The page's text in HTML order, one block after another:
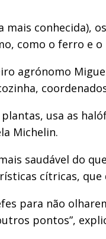
conhecida),
como o ferro e o
agrónomo
usa as
Michelin.
saudável do
cítricas,
para não
pontos”,